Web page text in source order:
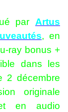
par Artus
, en
ray bonus +
dans les
2 décembre
originale
en audio